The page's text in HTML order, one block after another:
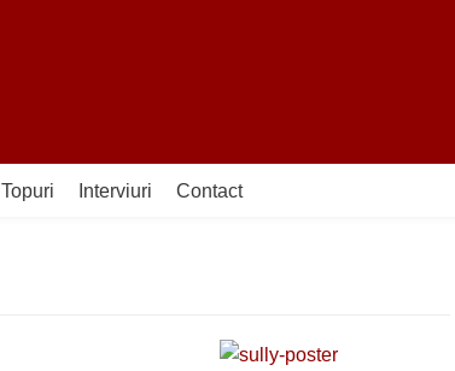
Topuri Interviuri Contact